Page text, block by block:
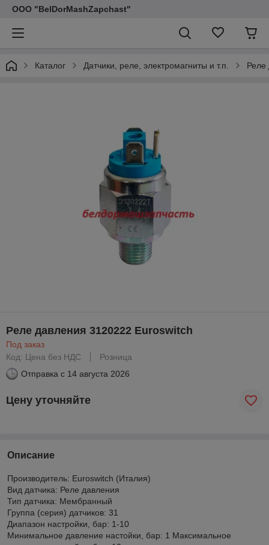
ООО "BelDorMashZapchast"
Каталог Датчики, реле, электромагниты и т.п. Реле
Реле давления 3120222 Euroswitch
Под заказ
Код: Цена без НДС
Розница
Отправка с 14 августа 2026
Цену уточняйте
Описание
Производитель: Euroswitch (Италия)
Вид датчика: Реле давления
Тип датчика: Мембранный
Группа (серия) датчиков: 31
Диапазон настройки, бар: 1-10
Минимальное давление настойки, бар: 1 Максимальное